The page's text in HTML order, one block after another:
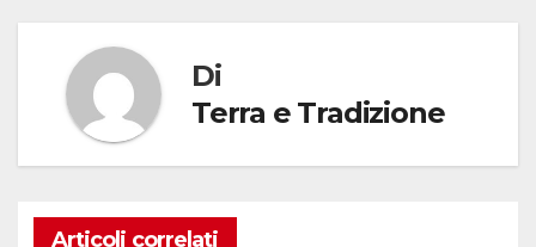
Di
Terra e Tradizione
Articoli correlati